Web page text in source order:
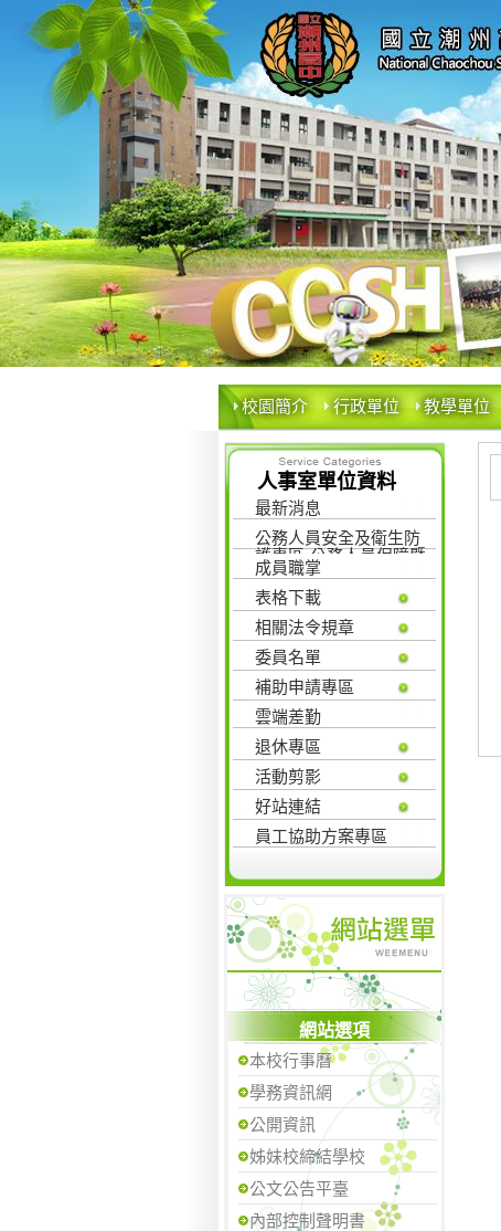
校園簡介 行政單位 教學單位
人事室單位資料
最新消息
公務人員安全及衛生防
護專區-公務人員保障暨
培訓委員會
成員職掌
表格下載
相關法令規章
委員名單
補助申請專區
雲端差勤
退休專區
活動剪影
好站連結
員工協助方案專區
網站選項
本校行事曆
學務資訊網
公開資訊
姊妹校締結學校
公文公告平臺
內部控制聲明書